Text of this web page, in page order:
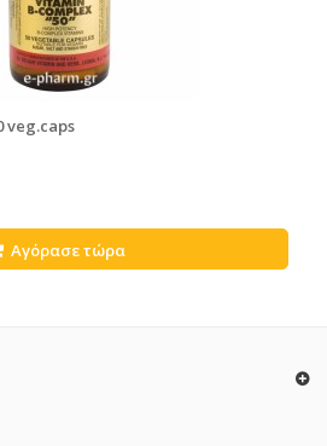
veg.caps
Αγόρασε τώρα